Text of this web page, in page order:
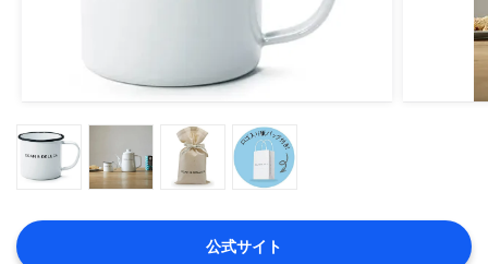
公式サイト